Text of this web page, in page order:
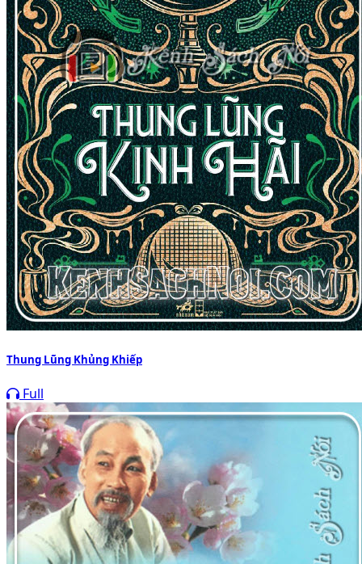
Thung Lũng Khủng Khiếp
Full